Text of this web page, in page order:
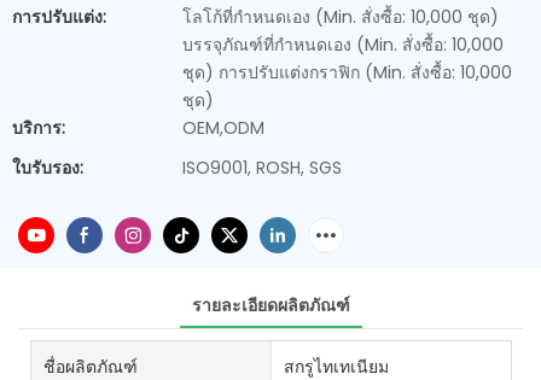
การปรับแต่ง:
โลโก้ที่กำหนดเอง (Min. สั่งซื้อ: 10,000 ชุด)
บรรจุภัณฑ์ที่กำหนดเอง (Min. สั่งซื้อ: 10,000
ชุด) การปรับแต่งกราฟิก (Min. สั่งซื้อ: 10,000
ชุด)
บริการ:
OEM,ODM
ใบรับรอง:
ISO9001, ROSH, SGS
รายละเอียดผลิตภัณฑ์
ชื่อผลิตภัณฑ์ สกรูไทเทเนียม